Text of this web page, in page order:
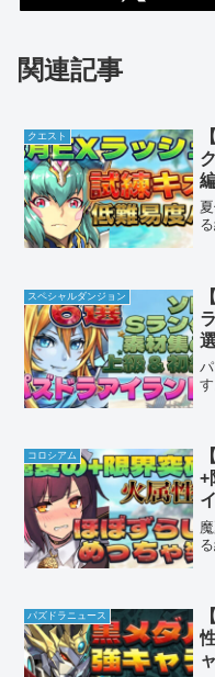
関連記事
クエスト
スペシャルダンジョン
す
コロシアム
+
パズドラニュース